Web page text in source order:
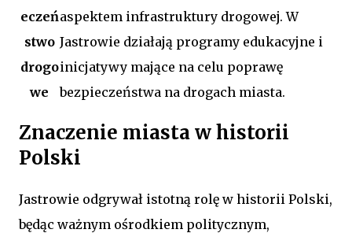
eczeń
stwo
drogo
we
aspektem infrastruktury drogowej. W
Jastrowie działają programy edukacyjne i
inicjatywy mające na celu poprawę
bezpieczeństwa na drogach miasta.
Znaczenie miasta w historii
Polski
Jastrowie odgrywał istotną rolę w historii Polski,
będąc ważnym ośrodkiem politycznym,